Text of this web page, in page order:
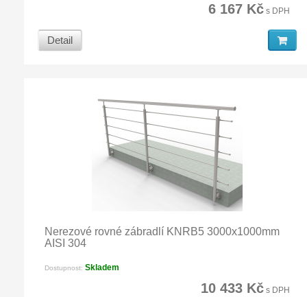
6 167 Kč s DPH
Detail
Nerezové rovné zábradlí KNRB5 3000x1000mm
AISI 304
Dostupnost: Skladem
10 433 Kč s DPH